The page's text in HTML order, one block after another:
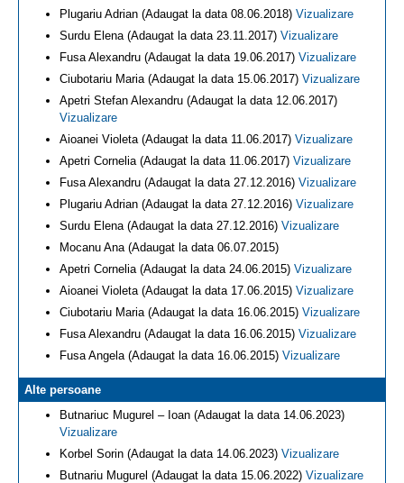
Plugariu Adrian (Adaugat la data 08.06.2018) Vizualizare
Surdu Elena (Adaugat la data 23.11.2017) Vizualizare
Fusa Alexandru (Adaugat la data 19.06.2017) Vizualizare
Ciubotariu Maria (Adaugat la data 15.06.2017) Vizualizare
Apetri Stefan Alexandru (Adaugat la data 12.06.2017)
Vizualizare
Aioanei Violeta (Adaugat la data 11.06.2017) Vizualizare
Apetri Cornelia (Adaugat la data 11.06.2017) Vizualizare
Fusa Alexandru (Adaugat la data 27.12.2016) Vizualizare
Plugariu Adrian (Adaugat la data 27.12.2016) Vizualizare
Surdu Elena (Adaugat la data 27.12.2016) Vizualizare
Mocanu Ana (Adaugat la data 06.07.2015)
Apetri Cornelia (Adaugat la data 24.06.2015) Vizualizare
Aioanei Violeta (Adaugat la data 17.06.2015) Vizualizare
Ciubotariu Maria (Adaugat la data 16.06.2015) Vizualizare
Fusa Alexandru (Adaugat la data 16.06.2015) Vizualizare
Fusa Angela (Adaugat la data 16.06.2015) Vizualizare
Alte persoane
Butnariuc Mugurel – Ioan (Adaugat la data 14.06.2023)
Vizualizare
Korbel Sorin (Adaugat la data 14.06.2023) Vizualizare
Butnariu Mugurel (Adaugat la data 15.06.2022) Vizualizare